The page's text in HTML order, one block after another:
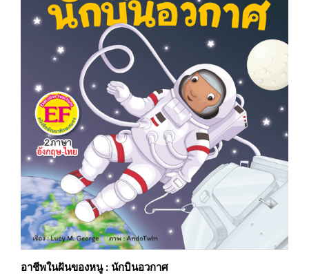
อาชีพในฝันของหนู : นักบินอวกาศ